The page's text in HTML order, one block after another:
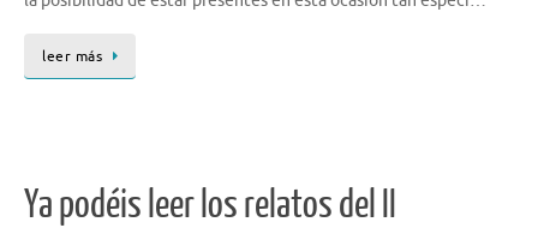
leer más
Ya podéis leer los relatos del II